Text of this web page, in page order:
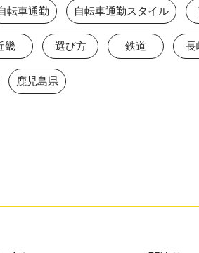
転車通勤 自転車通勤スタイル
畿 選び方 鉄道 長
鹿児島県